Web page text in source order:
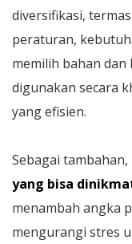
diversifikasi,
peraturan,
memilih bahan
digunakan secara
yang efisien.
Sebagai tambahan,
yang bisa
menambah angka
mengurangi stres